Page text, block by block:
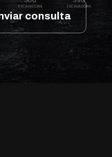
consulta